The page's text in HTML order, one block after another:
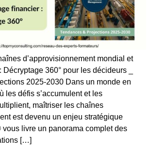
d’approvisionnement mondial et
360° pour les décideurs _
2025-2030 Dans un monde en
les défis s’accumulent et les
maîtriser les chaînes
est devenu un enjeu stratégique
vous livre un panorama complet des
[…]